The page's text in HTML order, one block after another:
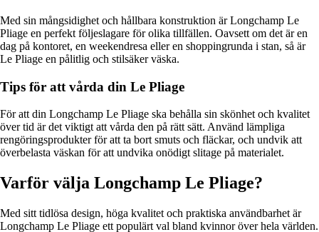
Med sin mångsidighet och hållbara konstruktion är Longchamp Le
Pliage en perfekt följeslagare för olika tillfällen. Oavsett om det är en
dag på kontoret, en weekendresa eller en shoppingrunda i stan, så är
Le Pliage en pålitlig och stilsäker väska.
Tips för att vårda din Le Pliage
För att din Longchamp Le Pliage ska behålla sin skönhet och kvalitet
över tid är det viktigt att vårda den på rätt sätt. Använd lämpliga
rengöringsprodukter för att ta bort smuts och fläckar, och undvik att
överbelasta väskan för att undvika onödigt slitage på materialet.
Varför välja Longchamp Le Pliage?
Med sitt tidlösa design, höga kvalitet och praktiska användbarhet är
Longchamp Le Pliage ett populärt val bland kvinnor över hela världen.